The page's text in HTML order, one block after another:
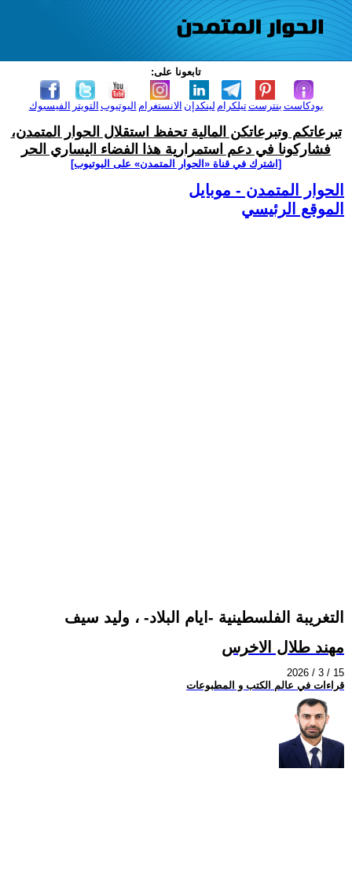
تابعونا على:
الفيسبوك التويتر اليوتيوب الانستغرام لينكدإن تيلكرامبنترست بودكاست
تبرعاتكم وتبرعاتكن المالية تحفظ استقلال الحوار المتمدن،
فشاركونا في دعم استمرارية هذا الفضاء اليساري الحر
[اشترك في قناة ‫«الحوار المتمدن» على اليوتيوب]
الحوار المتمدن - موبايل
الموقع الرئيسي
التغريبة الفلسطينية -ايام البلاد- ، وليد سيف
مهند طلال الاخرس
2026 / 3 / 15
قراءات في عالم الكتب و المطبوعات